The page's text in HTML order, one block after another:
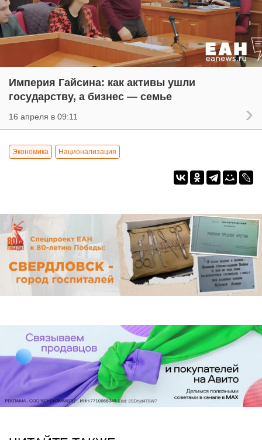
Империя Гайсина: как активы ушли
государству, а бизнес — семье
16 апреля в 09:11
Экономика Национализация